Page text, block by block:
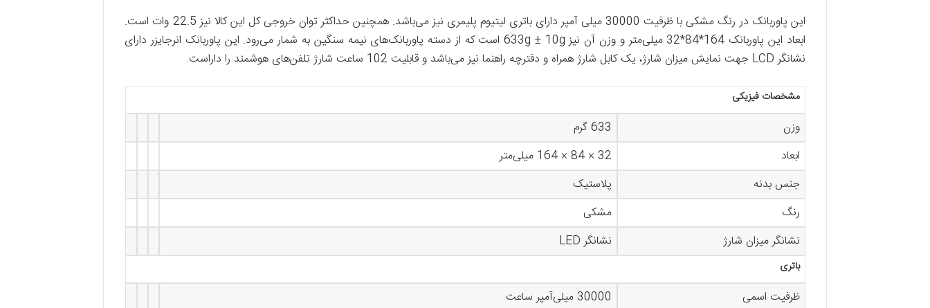
این پاوربانک در رنگ‌‌ مشکی با ظرفیت 30000 میلی آمپر دارای باتری لیتیوم پلیمری نیز می‌باشد. همچنین حداکثر توان خروجی کل این کالا نیز 22.5 وات است.
ابعاد این پاوربانک 164*84*32 میلی‌متر و وزن آن نیز 633g ± 10g است که از دسته پاوربانک‌های نیمه سنگین به شمار می‌رود. این پاوربانک انرجایزر دارای
نشانگر LCD جهت نمایش میزان شارژ، یک کابل شارژ همراه و دفترچه راهنما نیز می‌باشد و قابلیت 102 ساعت شارژ تلفن‌های هوشمند را داراست.
مشخصات فیزیکی
وزن
633 گرم
ابعاد
32 × 84 × 164 میلی‌متر
جنس بدنه
پلاستیک
رنگ
مشکی
نشانگر میزان شارژ
نشانگر LED
باتری
ظرفیت اسمی
30000 میلی‌آمپر ساعت